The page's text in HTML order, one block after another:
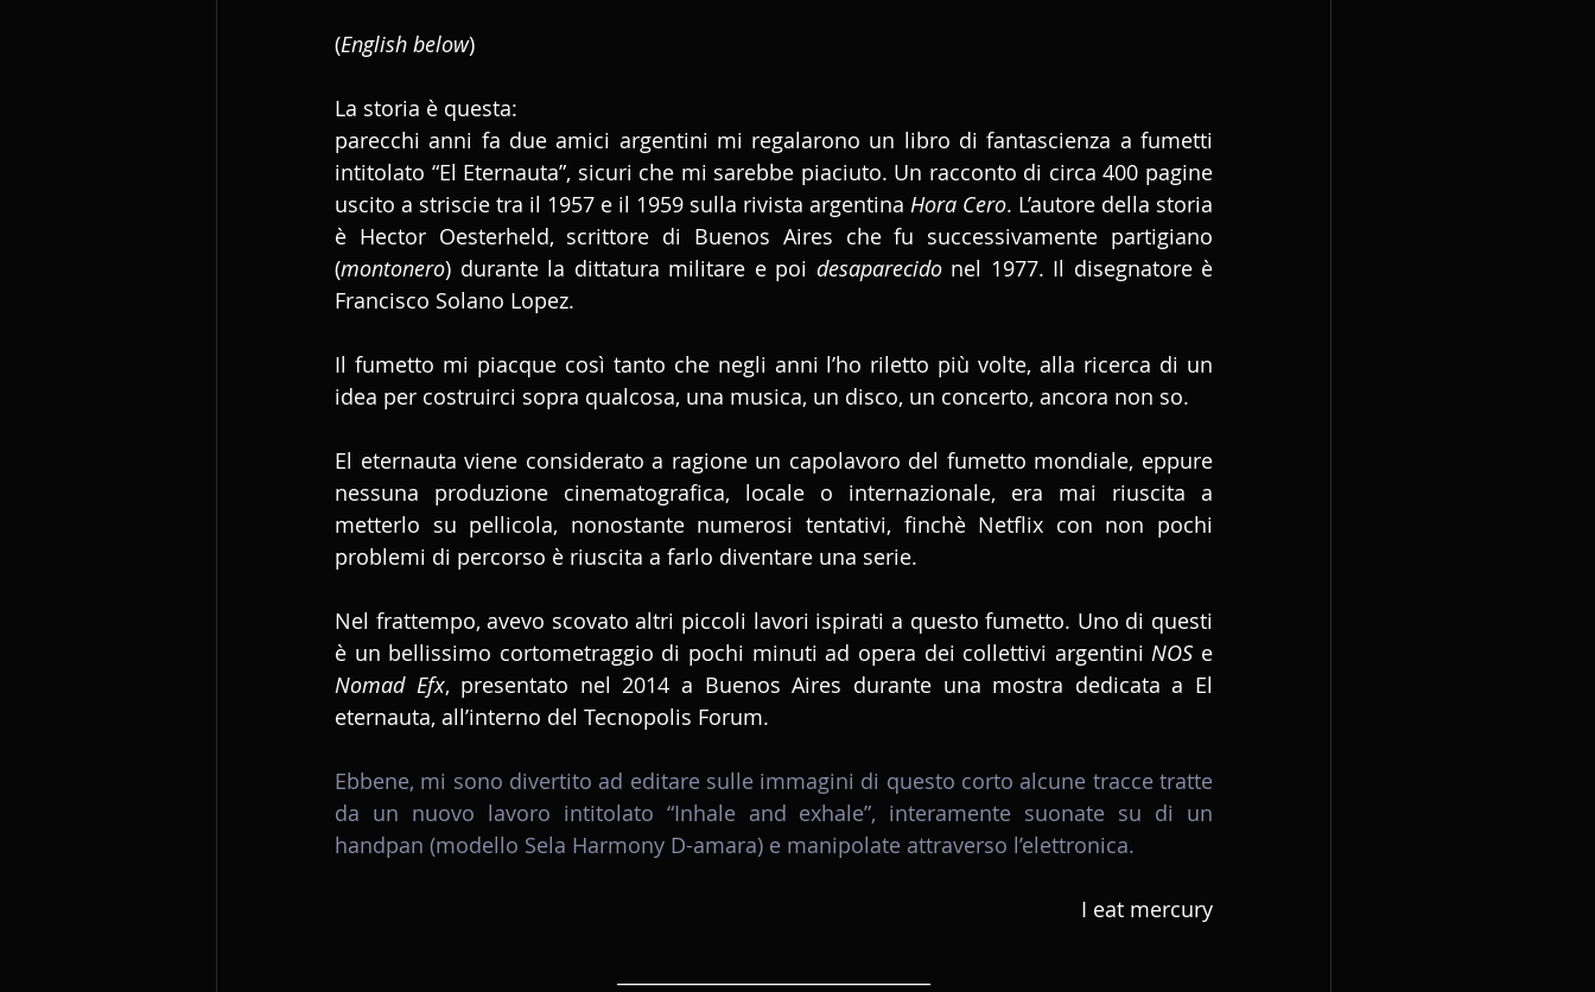
(English below)
La storia è questa:
parecchi anni fa due amici argentini mi regalarono un libro di fantascienza a fumetti
intitolato “El Eternauta”, sicuri che mi sarebbe piaciuto. Un racconto di circa 400 pagine
uscito a striscie tra il 1957 e il 1959 sulla rivista argentina Hora Cero. L’autore della storia
è Hector Oesterheld, scrittore di Buenos Aires che fu successivamente partigiano
(montonero) durante la dittatura militare e poi desaparecido nel 1977. Il disegnatore è
Francisco Solano Lopez.
Il fumetto mi piacque così tanto che negli anni l’ho riletto più volte, alla ricerca di un
idea per costruirci sopra qualcosa, una musica, un disco, un concerto, ancora non so.
El eternauta viene considerato a ragione un capolavoro del fumetto mondiale, eppure
nessuna produzione cinematografica, locale o internazionale, era mai riuscita a
metterlo su pellicola, nonostante numerosi tentativi, finchè Netflix con non pochi
problemi di percorso è riuscita a farlo diventare una serie.
Nel frattempo, avevo scovato altri piccoli lavori ispirati a questo fumetto. Uno di questi
è un bellissimo cortometraggio di pochi minuti ad opera dei collettivi argentini NOS
Nomad Efx, presentato nel 2014 a Buenos Aires durante una mostra dedicata a El
eternauta, all’interno del Tecnopolis Forum.
Ebbene, mi sono divertito ad editare sulle immagini di questo corto alcune tracce tratte
da un nuovo lavoro intitolato “Inhale and exhale”, interamente suonate su di un
handpan (modello Sela Harmony D-amara) e manipolate attraverso l’elettronica.
I eat mercury